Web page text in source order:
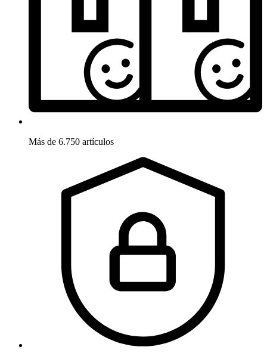
Más de 6.750 artículos